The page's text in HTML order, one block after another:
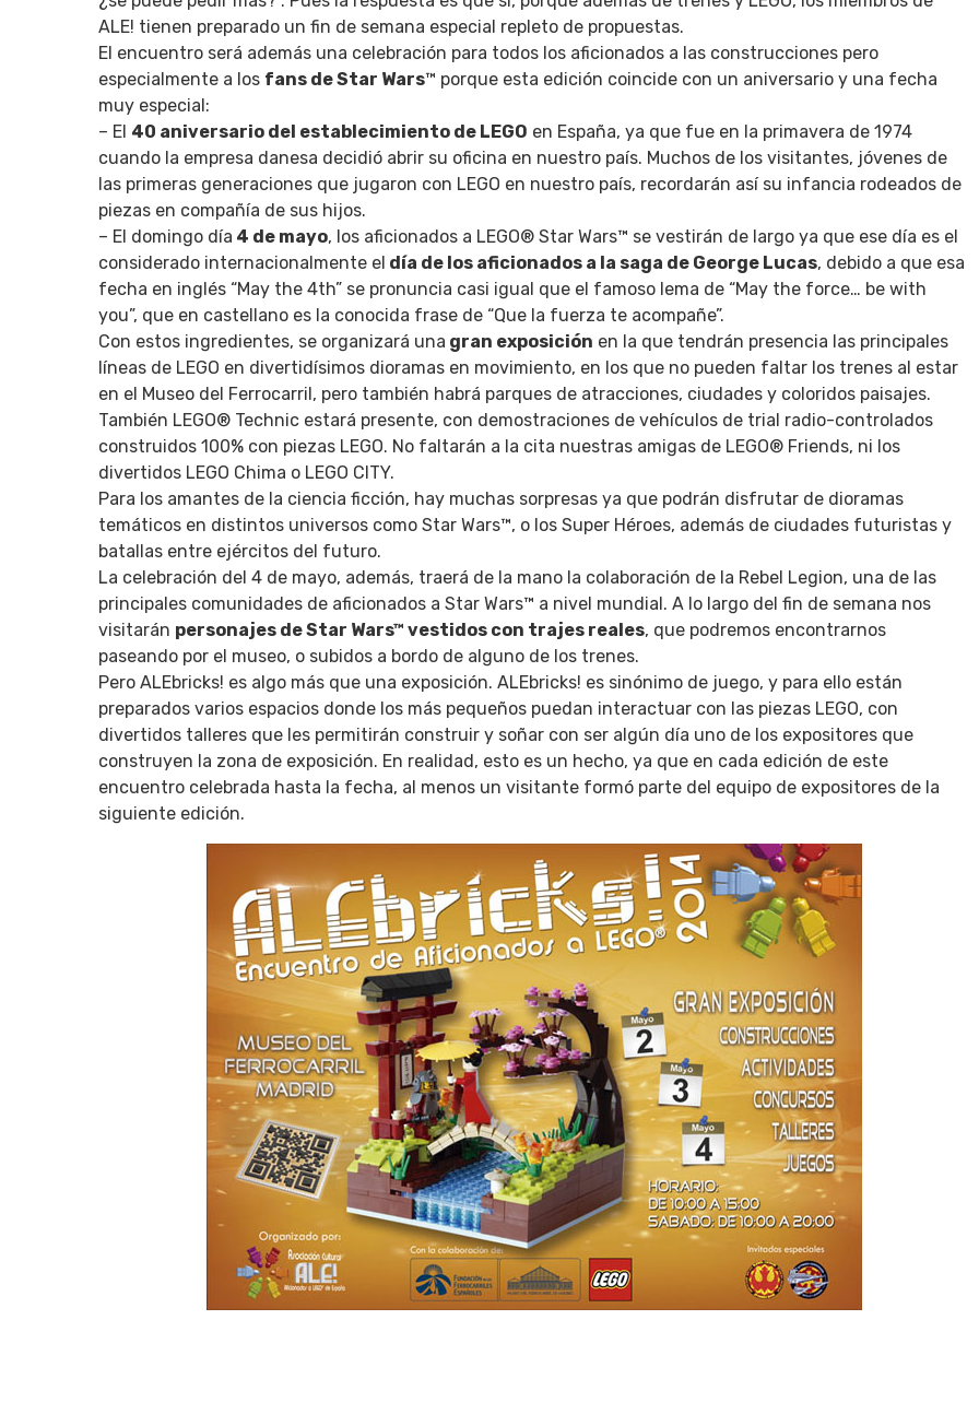
ALE! tienen preparado un fin de semana especial repleto de propuestas.
El encuentro será además una celebración para todos los aficionados a las construcciones pero
especialmente a los fans de Star Wars™ porque esta edición coincide con un aniversario y una fecha
muy especial:
– El 40 aniversario del establecimiento de LEGO en España, ya que fue en la primavera de 1974
cuando la empresa danesa decidió abrir su oficina en nuestro país. Muchos de los visitantes, jóvenes de
las primeras generaciones que jugaron con LEGO en nuestro país, recordarán así su infancia rodeados de
piezas en compañía de sus hijos.
– El domingo día 4 de mayo, los aficionados a LEGO® Star Wars™ se vestirán de largo ya que ese día es el
considerado internacionalmente el día de los aficionados a la saga de George Lucas, debido a que esa
fecha en inglés “May the 4th” se pronuncia casi igual que el famoso lema de “May the force… be with
you”, que en castellano es la conocida frase de “Que la fuerza te acompañe”.
Con estos ingredientes, se organizará una gran exposición en la que tendrán presencia las principales
líneas de LEGO en divertidísimos dioramas en movimiento, en los que no pueden faltar los trenes al estar
en el Museo del Ferrocarril, pero también habrá parques de atracciones, ciudades y coloridos paisajes.
También LEGO® Technic estará presente, con demostraciones de vehículos de trial radio-controlados
construidos 100% con piezas LEGO. No faltarán a la cita nuestras amigas de LEGO® Friends, ni los
divertidos LEGO Chima o LEGO CITY.
Para los amantes de la ciencia ficción, hay muchas sorpresas ya que podrán disfrutar de dioramas
temáticos en distintos universos como Star Wars™, o los Super Héroes, además de ciudades futuristas y
batallas entre ejércitos del futuro.
La celebración del 4 de mayo, además, traerá de la mano la colaboración de la Rebel Legion, una de las
principales comunidades de aficionados a Star Wars™ a nivel mundial. A lo largo del fin de semana nos
visitarán personajes de Star Wars™ vestidos con trajes reales, que podremos encontrarnos
paseando por el museo, o subidos a bordo de alguno de los trenes.
Pero ALEbricks! es algo más que una exposición. ALEbricks! es sinónimo de juego, y para ello están
preparados varios espacios donde los más pequeños puedan interactuar con las piezas LEGO, con
divertidos talleres que les permitirán construir y soñar con ser algún día uno de los expositores que
construyen la zona de exposición. En realidad, esto es un hecho, ya que en cada edición de este
encuentro celebrada hasta la fecha, al menos un visitante formó parte del equipo de expositores de la
siguiente edición.